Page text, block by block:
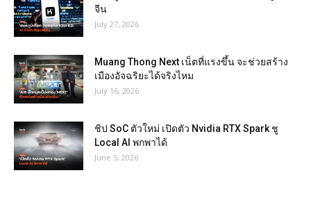
จีน
July 27, 2026
Muang Thong Next เน็ตที่แรงขึ้น จะช่วยสร้าง
เมืองอัจฉริยะได้จริงไหม
July 16, 2026
ชิป SoC ตัวใหม่ เปิดตัว Nvidia RTX Spark ชู
Local AI พกพาได้
June 5, 2026